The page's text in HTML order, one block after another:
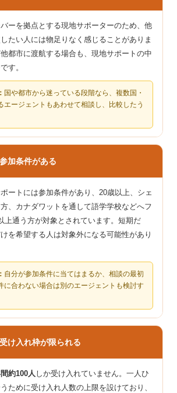
ーを拠点とする現地サポーターのため、他
たい人には物足りなく感じることがありま
都市に渡航する場合も、現地サポートの中
す。
国や都市から迷っている段階なら、複数国・
エージェントもあわせて相談し、比較したう
加条件がある
ートには参加条件があり、20歳以上、シェ
、カナダワットを通して語学学校などへフ
上通う方が対象とされています。短期だ
を希望する人は対象外になる可能性があり
自分が参加条件に当てはまるか、相談の最初
に合わない場合は別のエージェントも検討す
け入れ枠が限られる
約100人しか受け入れていません。一人ひ
ために受け入れ人数の上限を設けており、